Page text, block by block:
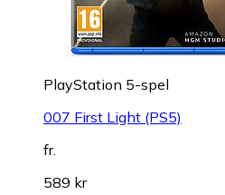
PlayStation 5-spel
007 First Light (PS5)
fr.
589 kr